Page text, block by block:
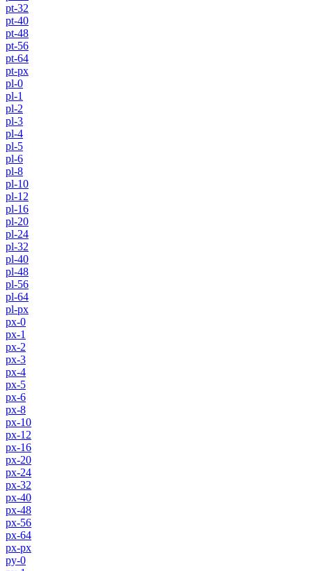
pt-32
pt-40
pt-48
pt-56
pt-64
pt-px
pl-0
pl-1
pl-2
pl-3
pl-4
pl-5
pl-6
pl-8
pl-10
pl-12
pl-16
pl-20
pl-24
pl-32
pl-40
pl-48
pl-56
pl-64
pl-px
px-0
px-1
px-2
px-3
px-4
px-5
px-6
px-8
px-10
px-12
px-16
px-20
px-24
px-32
px-40
px-48
px-56
px-64
px-px
py-0